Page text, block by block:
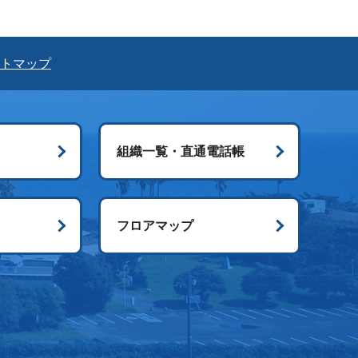
マップ
組織一覧・直通電話帳
フロアマップ